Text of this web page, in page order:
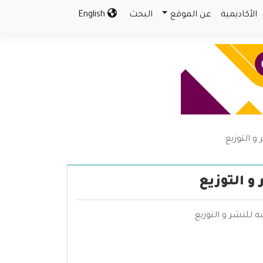
الأكاديمية عن الموقع البحث
التوزيع
التوزيع
للنشر و التوزيع